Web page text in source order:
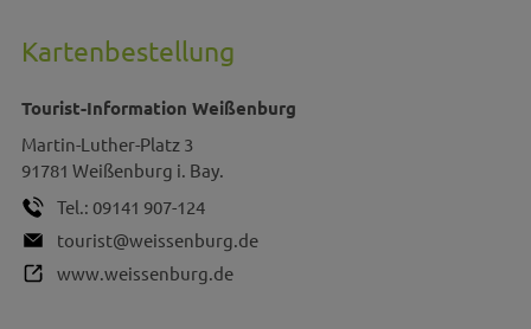
Kartenbestellung
Tourist-Information Weißenburg
Martin-Luther-Platz 3
91781 Weißenburg i. Bay.
Tel.: 09141 907-124
tourist@weissenburg.de
www.weissenburg.de